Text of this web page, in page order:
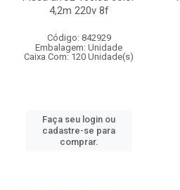
4,2m 220v 8f
Código: 842929
Embalagem: Unidade
Caixa Com: 120 Unidade(s)
Faça seu login ou
cadastre-se para
comprar.